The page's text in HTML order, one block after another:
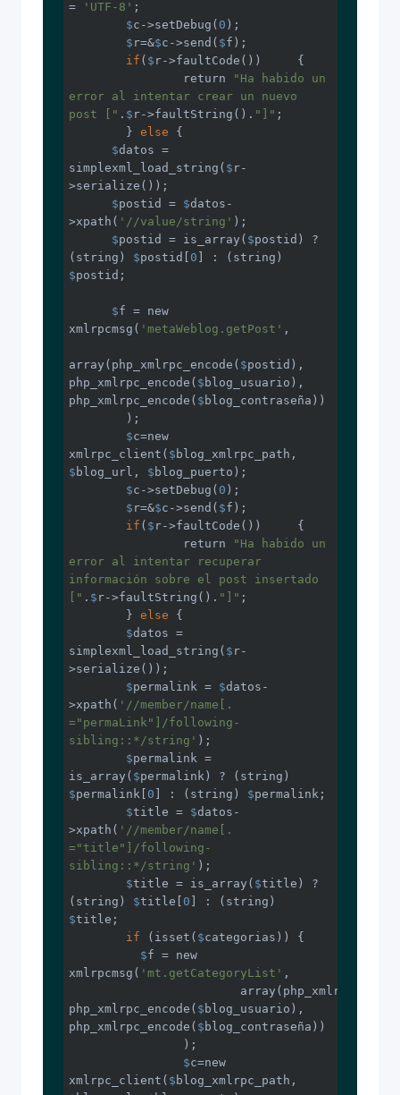
=
'UTF-8' ;
$c->setDebug( 0 );
$ r=&$c->send( $f);
if ( $ r->faultCode())	{
  		return
"Ha habido un
error al intentar crear un nuevo
post [" . $ r->faultString(). "]" ;
  	}
else {
$datos =
simplexml_load_string( $ r-
>serialize());
$postid = $datos-
>xpath( '//value/string' );
$postid = is_array( $postid) ?
(string) $postid[ 0
$postid;
$f = new
xmlrpcmsg( 'metaWeblog.getPost' ,
array(php_xmlrpc_encode( $postid),
php_xmlrpc_encode( $ blog_usuario),
php_xmlrpc_encode( $ blog_contraseña))
$c=new
xmlrpc_client( $
$ blog_url, $ blog_puerto);
$c->setDebug( 0 );
$ r=&$c->send( $f);
if ( $ r->faultCode())	{
    		return
"Ha habido un
error al intentar recuperar
información sobre el post insertado
[" . $ r->faultString(). "]" ;
    	}
else {
$datos =
simplexml_load_string( $ r-
>serialize());
$permalink = $datos-
>xpath( '//member/name[.
="permaLink"]/following-
sibling::*/string' );
$permalink =
is_array( $
$permalink[ 0 ] : (string) $permalink;
$title = $datos-
>xpath( '//member/name[.
="title"]/following-
sibling::*/string' );
$title = is_array( $title) ?
(string) $title[ 0
$title;
if (isset( $categorias)) {
$f = new
xmlrpcmsg( 'mt.getCategoryList' ,
php_xmlrpc_encode( $ blog_usuario),
php_xmlrpc_encode( $ blog_contraseña))
$c=new
xmlrpc_client( $